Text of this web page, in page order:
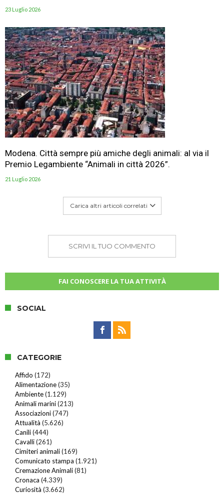
23 Luglio 2026
Modena. Città sempre più amiche degli animali: al via il
Premio Legambiente “Animali in città 2026”.
21 Luglio 2026
Carica altri articoli correlati
SCRIVI IL TUO COMMENTO
FAI CONOSCERE LA TUA ATTIVITÀ
SOCIAL
CATEGORIE
Affido (172)
Alimentazione(35)
Ambiente(1.129)
Animali marini(213)
Associazioni(747)
Attualità (5.626)
Canili(444)
Cavalli(261)
Cimiteri animali(169)
Comunicato stampa (1.921)
Cremazione Animali(81)
Cronaca (4.339)
Curiosità (3.662)